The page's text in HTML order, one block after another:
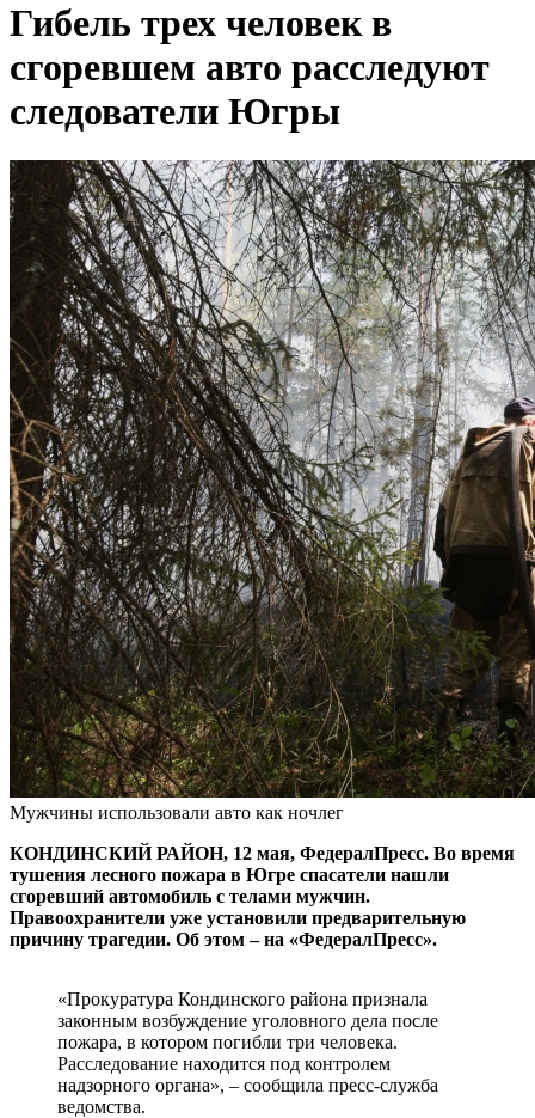
Гибель трех человек в
сгоревшем авто расследуют
следователи Югры
Мужчины использовали авто как ночлег
КОНДИНСКИЙ РАЙОН, 12 мая, ФедералПресс. Во время
тушения лесного пожара в Югре спасатели нашли
сгоревший автомобиль с телами мужчин.
Правоохранители уже установили предварительную
причину трагедии. Об этом – на «ФедералПресс».
«Прокуратура Кондинского района признала
законным возбуждение уголовного дела после
пожара, в котором погибли три человека.
Расследование находится под контролем
надзорного органа», – сообщила пресс-служба
ведомства.